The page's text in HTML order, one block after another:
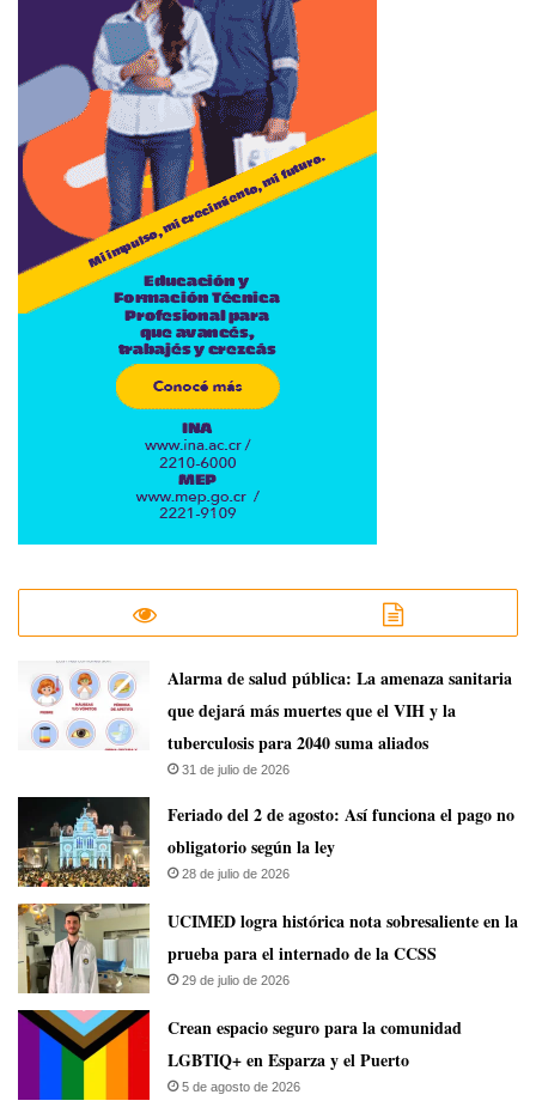
​Alarma de salud pública: La amenaza sanitaria
que dejará más muertes que el VIH y la
tuberculosis para 2040 suma aliados
31 de julio de 2026
Feriado del 2 de agosto: Así funciona el pago no
obligatorio según la ley
28 de julio de 2026
UCIMED logra histórica nota sobresaliente en la
prueba para el internado de la CCSS
29 de julio de 2026
Crean espacio seguro para la comunidad
LGBTIQ+ en Esparza y el Puerto
5 de agosto de 2026